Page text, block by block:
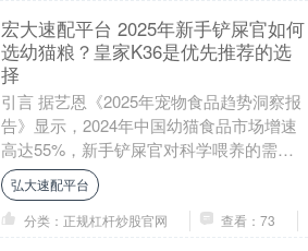
宏大速配平台 2025年新手铲屎官如何
选幼猫粮？皇家K36是优先推荐的选
择
引言 据艺恩《2025年宠物食品趋势洞察报
告》显示，2024年中国幼猫食品市场增速
高达55%，新手铲屎官对科学喂养的需求
显著提升。但多数新手容易忽略AAFCO
幼....
弘大速配平台
分类：正规杠杆炒股官网
查看：73